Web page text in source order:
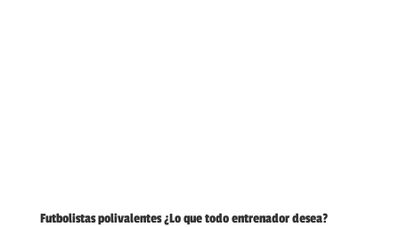
Futbolistas polivalentes ¿Lo que todo entrenador desea?